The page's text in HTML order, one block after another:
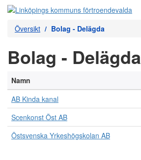
Översikt Bolag - Delägda
Bolag - Delägda
Namn
AB Kinda kanal
Scenkonst Öst AB
Östsvenska Yrkeshögskolan AB